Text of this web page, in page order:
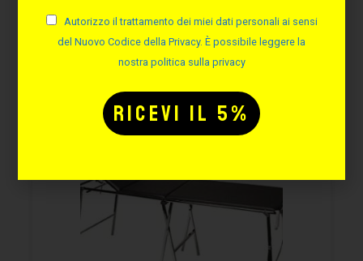
Potrebbe interessarti
anche:
FINO AL -25%
Autorizzo il trattamento dei miei dati personali ai sensi
del Nuovo Codice della Privacy. È possibile leggere la
nostra politica sulla privacy